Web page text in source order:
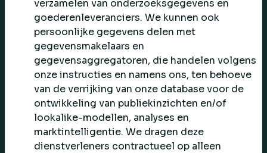
verzamelen van onderzoeksgegevens en
goederenleveranciers. We kunnen ook
persoonlijke gegevens delen met
gegevensmakelaars en
gegevensaggregatoren, die handelen volgens
onze instructies en namens ons, ten behoeve
van de verrijking van onze database voor de
ontwikkeling van publiekinzichten en/of
lookalike-modellen, analyses en
marktintelligentie. We dragen deze
dienstverleners contractueel op alleen